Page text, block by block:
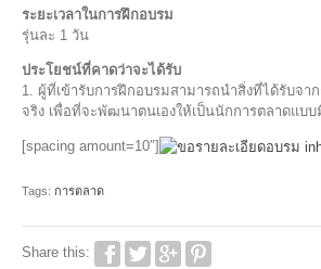
ระยะเวลาในการฝึกอบรม
รุ่นละ 1 วัน
ประโยชน์ที่คาดว่าจะได้รับ
1. ผู้ที่เข้ารับการฝึกอบรมสามารถนำสิ่งที่ได้รับจา
จริง เพื่อที่จะพัฒนาตนเองให้เป็นนักการตลาดแบ
[spacing amount=10″]
Tags: การตลาด
Share this: